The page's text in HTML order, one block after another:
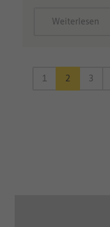
Weiterlesen
1 2 3